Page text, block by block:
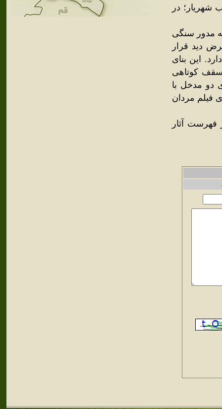
حدود ۲۰ کیلومتری غرب شهریار؛ در
مدور سنگی
دید قرار
این بنای
سقف کوتاهی
بوده و دارای دو مدخل با
فیلم مردان
در دوره ساسانی ساخته شده و در سال ۱۳۱۶ در فهرست آثار